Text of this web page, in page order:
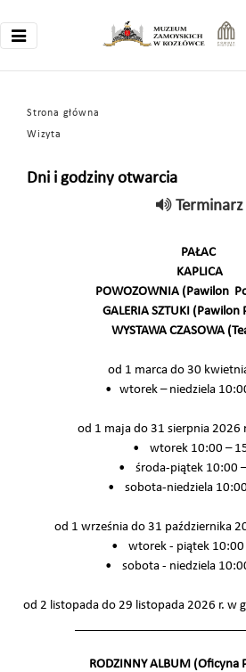
Strona główna
Wizyta
Dni i godziny otwarcia
Terminarz
PAŁAC
KAPLICA
POWOZOWNIA (Pawilon
GALERIA SZTUKI (Pawilon
WYSTAWA CZASOWA
od 1 marca do 30
• wtorek – niedziela
od 1 maja do 31 sierpnia 2026
• wtorek 10:00 –
• środa-piątek 10:00
• sobota-niedziela
od 1 września do 31 października
• wtorek - piątek 10:00
• sobota - niedziela
od 2 listopada do 29 listopada 2026 r. w
RODZINNY ALBUM (Oficyna